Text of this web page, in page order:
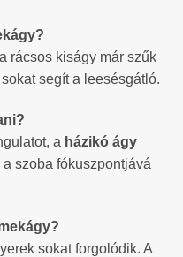
rácsos kiságy már szűk
segít a leesésgátló.
a házikó ágy
szoba fókuszpontjává
sokat forgolódik. A